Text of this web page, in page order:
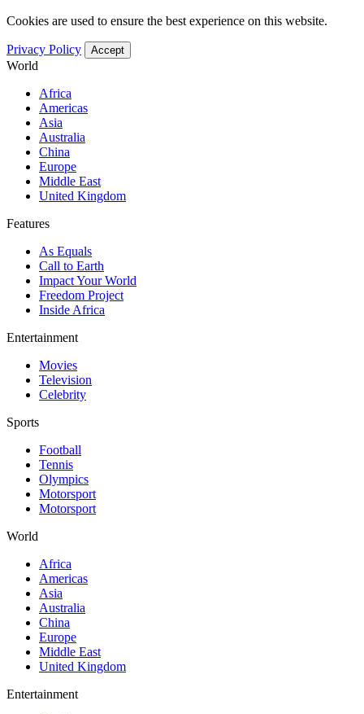
Cookies are used to ensure the best experience on this website.
Privacy Policy Accept
World
Africa
Americas
Asia
Australia
China
Europe
Middle East
United Kingdom
Features
As Equals
Call to Earth
Impact Your World
Freedom Project
Inside Africa
Entertainment
Movies
Television
Celebrity
Sports
Football
Tennis
Olympics
Motorsport
Motorsport
World
Africa
Americas
Asia
Australia
China
Europe
Middle East
United Kingdom
Entertainment